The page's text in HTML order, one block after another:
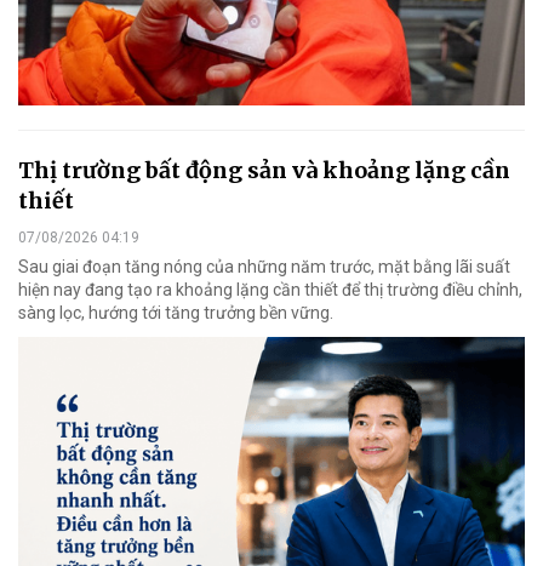
Thị trường bất động sản và khoảng lặng cần
thiết
07/08/2026 04:19
Sau giai đoạn tăng nóng của những năm trước, mặt bằng lãi suất
hiện nay đang tạo ra khoảng lặng cần thiết để thị trường điều chỉnh,
sàng lọc, hướng tới tăng trưởng bền vững.